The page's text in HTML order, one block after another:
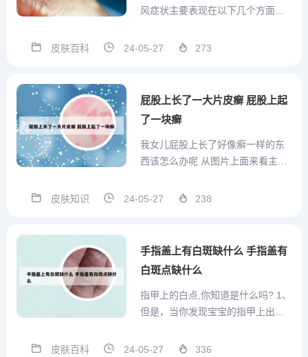
风症状主要表现在以下几个方面。
皮损，会出现大小不等的斑点或红
表面干燥，婴儿白癜风的症状包括
上面有少许灰白色细小鳞屑。2...
皮肤百科 24-05-27 273
屁股上长了一大片皮癣 屁股上起
了一块癣
我女儿屁股上长了好像癣一样的东
西该怎么办呢 从图片上面来看主要
注意局部的卫生，防止交叉感染，
膏进行治疗。癣的治疗主要是靠外
染...
皮肤知识 24-05-27 238
手指盖上有白斑缺什么 手指盖有
白斑点缺什么
指甲上的白点,你知道是什么吗? 1、
但是，当你发现宝宝的指甲上出现
实，这可能是由多种原因引起的。
皮肤百科 24-05-27 336